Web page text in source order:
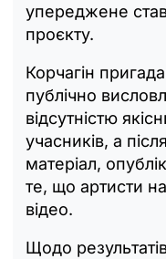
упереджене
проєкту.
Корчагін
публічно
відсутністю
учасників, а
матеріал,
те, що артисти
відео.
Щодо